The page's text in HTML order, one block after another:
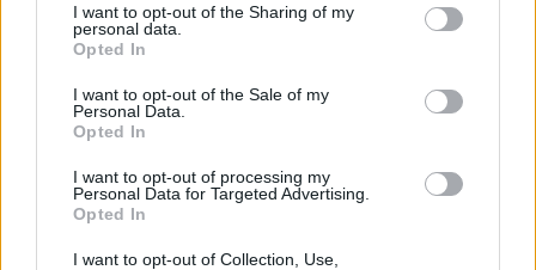
not limited to your visit or usage behaviour. You may click to
grant or deny consent to Google and its third-party tags to
use your data for below specified purposes in below Google
consent section.
I want to opt-out of the Sharing of my
personal data.
Opted In
I want to opt-out of the Sale of my
Personal Data.
Opted In
I want to opt-out of processing my
Personal Data for Targeted Advertising.
Opted In
I want to opt-out of Collection, Use,
Nøkkelen til suksessen tilskriver hun til dels et
skadeavbrekk på våren og forsommeren. Da måtte
hun under kniven for å ta tak i en seiglivet skade
hun hadde slitt med i ti år. og første del av
barmarksesongen var preget av opptrening.
– Jeg ble operert i april, så jeg måtte jo tilpasse litt.